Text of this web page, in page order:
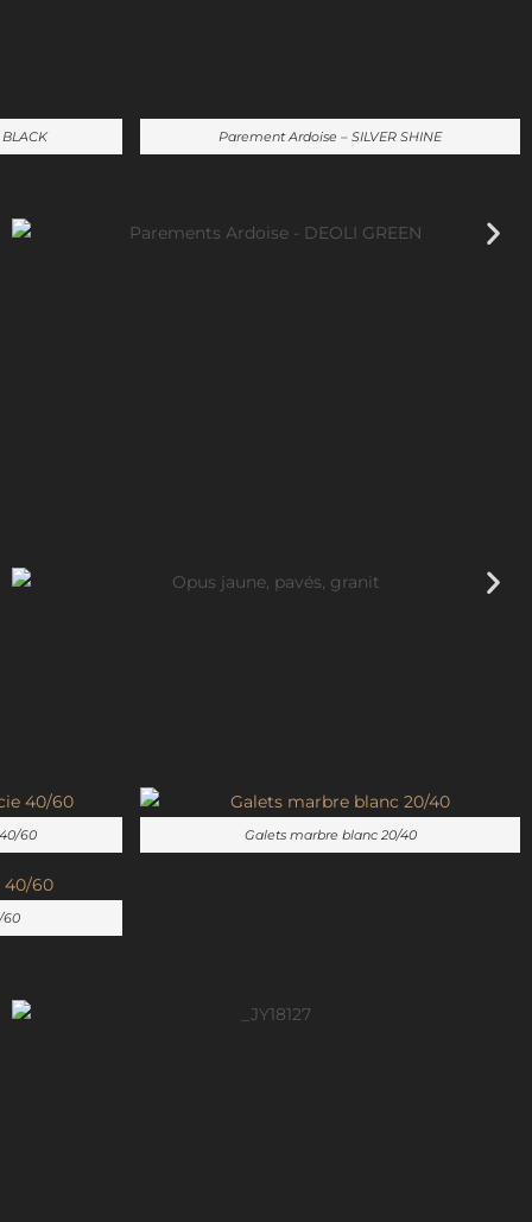
Parement Ardoise – SILVER SHINE
60 Galets marbre blanc 20/40
60